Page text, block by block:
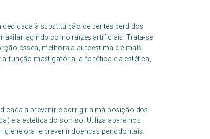
à substituição de dentes perdidos
agindo como raízes artificiais. Trata-se
óssea, melhora a autoestima e é mais
função mastigatória, a fonética e a estética,
a prevenir e corrigir a má posição dos
e a estética do sorriso. Utiliza aparelhos
oral e prevenir doenças periodontais.